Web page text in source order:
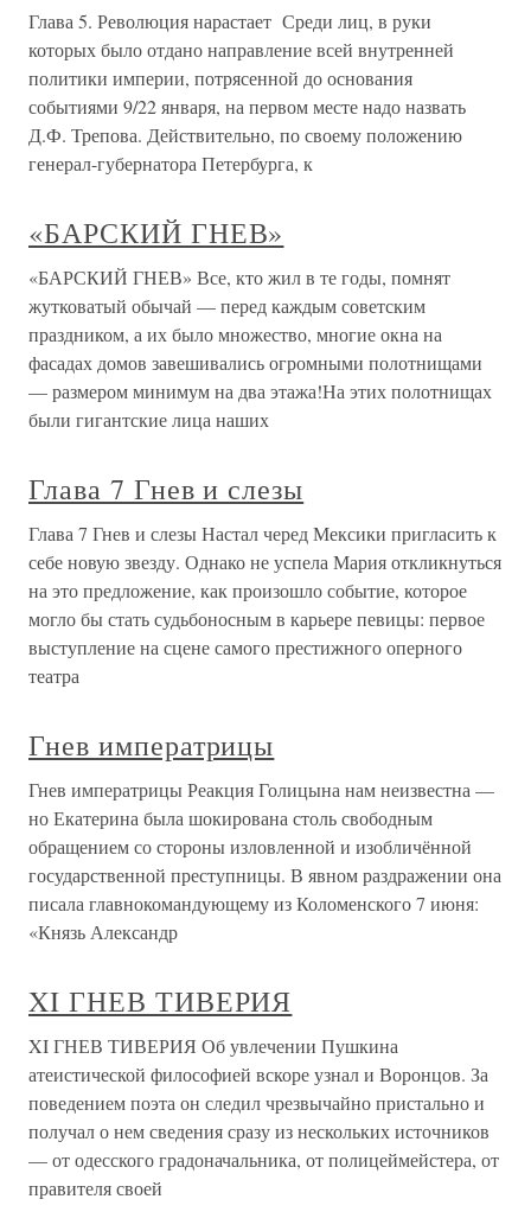
Глава 5. Революция нарастает Среди лиц, в руки
которых было отдано направление всей внутренней
политики империи, потрясенной до основания
событиями 9/22 января, на первом месте надо назвать
Д.Ф. Трепова. Действительно, по своему положению
генерал-губернатора Петербурга, к
«БАРСКИЙ ГНЕВ»
«БАРСКИЙ ГНЕВ» Все, кто жил в те годы, помнят
жутковатый обычай — перед каждым советским
праздником, а их было множество, многие окна на
фасадах домов завешивались огромными полотнищами
— размером минимум на два этажа!На этих полотнищах
были гигантские лица наших
Глава 7 Гнев и слезы
Глава 7 Гнев и слезы Настал черед Мексики пригласить к
себе новую звезду. Однако не успела Мария откликнуться
на это предложение, как произошло событие, которое
могло бы стать судьбоносным в карьере певицы: первое
выступление на сцене самого престижного оперного
театра
Гнев императрицы
Гнев императрицы Реакция Голицына нам неизвестна —
но Екатерина была шокирована столь свободным
обращением со стороны изловленной и изобличённой
государственной преступницы. В явном раздражении она
писала главнокомандующему из Коломенского 7 июня:
«Князь Александр
XI ГНЕВ ТИВЕРИЯ
XI ГНЕВ ТИВЕРИЯ Об увлечении Пушкина
атеистической философией вскоре узнал и Воронцов. За
поведением поэта он следил чрезвычайно пристально и
получал о нем сведения сразу из нескольких источников
— от одесского градоначальника, от полицеймейстера, от
правителя своей